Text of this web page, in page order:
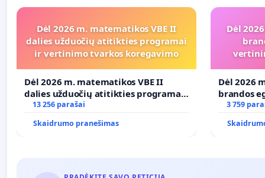
Dėl 2026 m. matematikos VBE II
dalies užduočių atitikties programai
ir vertinimo tvarkos koregavimo
Dėl 2026 m. matematikos VBE II
dalies užduočių atitikties programai
ir vertinimo tvarkos koregavimo
13 256 parašai
Skaidrumo pranešimas
Dėl
Dėl 2026
brandos
ir3 759